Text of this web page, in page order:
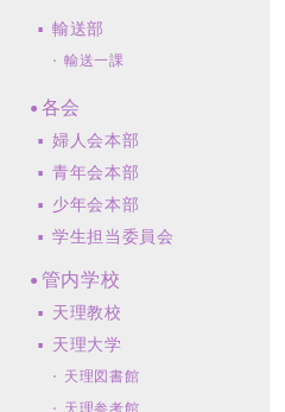
輸送部
輸送一課
各会
婦人会本部
青年会本部
少年会本部
学生担当委員会
管内学校
天理教校
天理大学
天理図書館
天理参考館